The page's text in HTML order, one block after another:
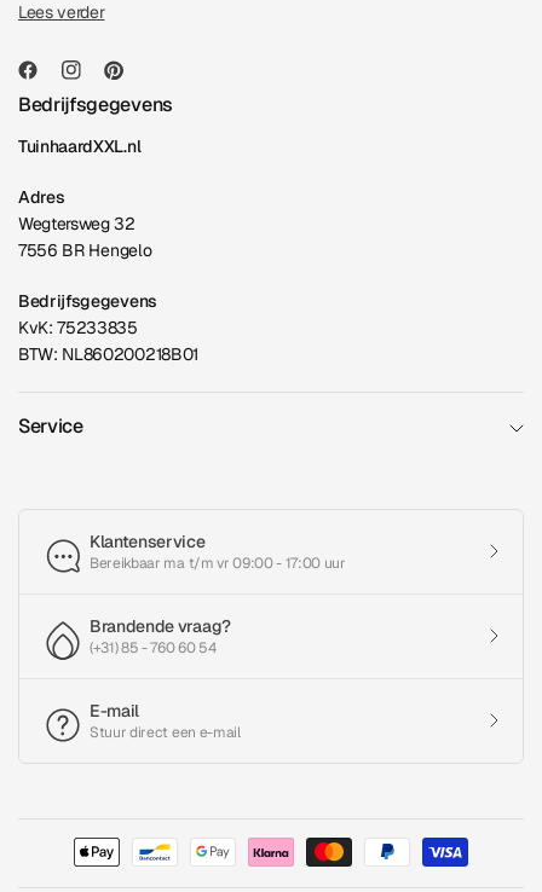
Lees verder
Bedrijfsgegevens
TuinhaardXXL.nl
Adres
Wegtersweg 32
7556 BR Hengelo
Bedrijfsgegevens
KvK: 75233835
BTW: NL860200218B01
Service
Klantenservice
Bereikbaar ma t/m vr 09:00 - 17:00 uur
Brandende vraag?
(+31) 85 - 760 60 54
E-mail
Stuur direct een e-mail